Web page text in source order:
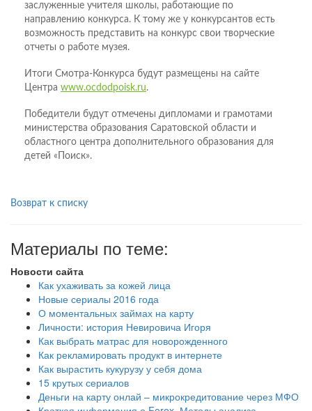
заслуженные учителя школы, работающие по
направлению конкурса. К тому же у конкурсантов есть
возможность представить на конкурс свои творческие
отчеты о работе музея.
Итоги Смотра-Конкурса будут размещены на сайте
Центра www.ocdodpoisk.ru.
Победители будут отмечены дипломами и грамотами
министерства образования Саратовской области и
областного центра дополнительного образования для
детей «Поиск».
Возврат к списку
Материалы по теме:
Новости сайта
Как ухаживать за кожей лица
Новые сериалы 2016 года
О моментальных займах на карту
Личности: история Невировича Игоря
Как выбрать матрас для новорожденного
Как рекламировать продукт в интернете
Как вырастить кукурузу у себя дома
15 крутых сериалов
Деньги на карту онлай – микрокредитование через МФО